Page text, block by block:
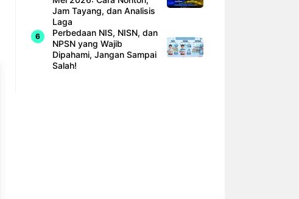
Jam Tayang, dan Analisis
Laga
Perbedaan NIS, NISN, dan
NPSN yang Wajib
Dipahami, Jangan Sampai
Salah!